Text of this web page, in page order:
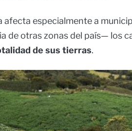
afecta especialmente a
de otras zonas del país— los
de sus tierras.